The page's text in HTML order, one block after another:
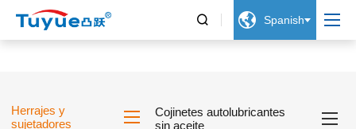
  Spanish
Herrajes y
sujetadores
Cojinetes autolubricantes
sin aceite